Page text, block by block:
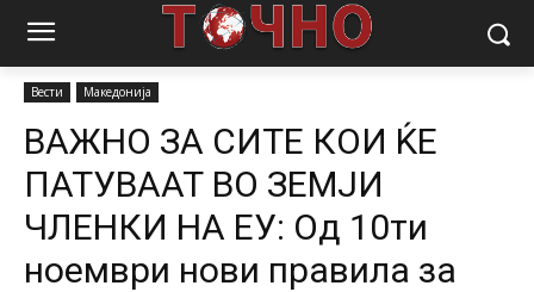
Почетна
ВАЖНО ЗА СИТЕ КОИ ЌЕ ПАТУВААТ ВО ЗЕМЈИ
Вести Македонија
ВАЖНО ЗА СИТЕ КОИ ЌЕ
ПАТУВААТ ВО ЗЕМЈИ
ЧЛЕНКИ НА ЕУ: Од 10ти
ноември нови правила за